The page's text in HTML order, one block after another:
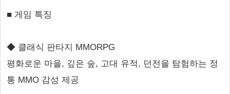
■ 게임 특징
◆ 클래식 판타지 MMORPG
평화로운 마을, 깊은 숲, 고대 유적, 던전을 탐험하는 정
통 MMO 감성 제공